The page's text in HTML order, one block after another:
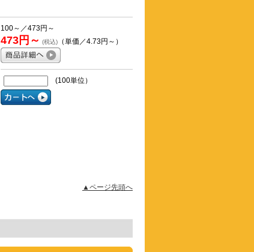
100～／473円～
473円～ (税込) （単価／4.73円～）
(100単位）
▲ページ先頭へ